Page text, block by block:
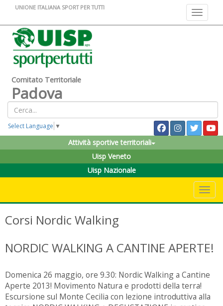
Toggle
UNIONE ITALIANA SPORT PER TUTTI
Comitato Territoriale
Padova
Select Language ▼
Attività sportive territoriali
Uisp Veneto
Uisp Nazionale
Corsi Nordic Walking
NORDIC WALKING A CANTINE APERTE!
Domenica 26 maggio, ore 9.30: Nordic Walking a Cantine
Aperte 2013! Movimento Natura e prodotti della terra!
Escursione sul Monte Cecilia con lezione introduttiva alla